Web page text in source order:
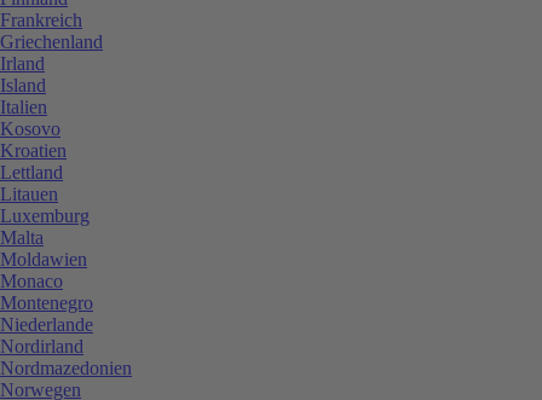
Frankreich
Griechenland
Irland
Island
Italien
Kosovo
Kroatien
Lettland
Litauen
Luxemburg
Malta
Moldawien
Monaco
Montenegro
Niederlande
Nordirland
Nordmazedonien
Norwegen